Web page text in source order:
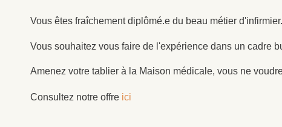
Vous êtes fraîchement diplômé.e du beau métier
Vous souhaitez vous faire de l'expérience dans un cadre
Amenez votre tablier à la Maison médicale, vous ne
Consultez notre offre ici